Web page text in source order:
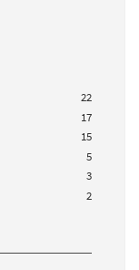
22
17
15
5
3
2